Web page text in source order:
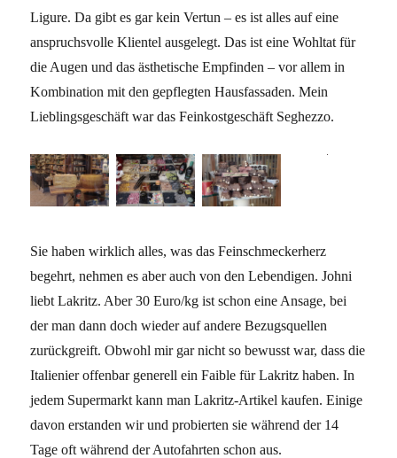
Ligure. Da gibt es gar kein Vertun – es ist alles auf eine
anspruchsvolle Klientel ausgelegt. Das ist eine Wohltat für
die Augen und das ästhetische Empfinden – vor allem in
Kombination mit den gepflegten Hausfassaden. Mein
Lieblingsgeschäft war das Feinkostgeschäft Seghezzo.
Sie haben wirklich alles, was das Feinschmeckerherz
begehrt, nehmen es aber auch von den Lebendigen. Johni
liebt Lakritz. Aber 30 Euro/kg ist schon eine Ansage, bei
der man dann doch wieder auf andere Bezugsquellen
zurückgreift. Obwohl mir gar nicht so bewusst war, dass die
Italienier offenbar generell ein Faible für Lakritz haben. In
jedem Supermarkt kann man Lakritz-Artikel kaufen. Einige
davon erstanden wir und probierten sie während der 14
Tage oft während der Autofahrten schon aus.